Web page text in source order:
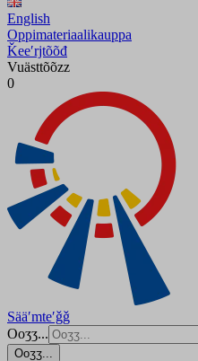
English
Oppimateriaalikauppa
Ǩeeʹrjtõõđ
Vuästtõõzz
0
Sääʹmteʹǧǧ
Ooʒʒ...
Ooʒʒ...